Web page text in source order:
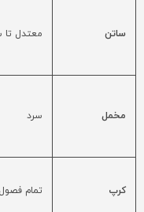
ساتن معتدل تا
مخمل سرد
کرپ تمام فصول